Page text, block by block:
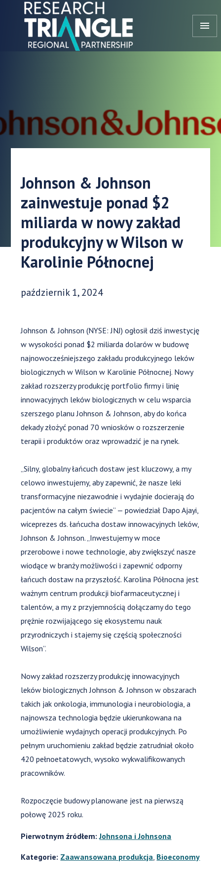
Przejdź do treści
menu
Johnson & Johnson
zainwestuje ponad $2
miliarda w nowy zakład
produkcyjny w Wilson w
Karolinie Północnej
Data opublikowania:
październik 1, 2024
Johnson & Johnson (NYSE: JNJ) ogłosił dziś inwestycję
w wysokości ponad $2 miliarda dolarów w budowę
najnowocześniejszego zakładu produkcyjnego leków
biologicznych w Wilson w Karolinie Północnej. Nowy
zakład rozszerzy produkcję portfolio firmy i linię
innowacyjnych leków biologicznych w celu wsparcia
szerszego planu Johnson & Johnson, aby do końca
dekady złożyć ponad 70 wniosków o rozszerzenie
terapii i produktów oraz wprowadzić je na rynek.
„Silny, globalny łańcuch dostaw jest kluczowy, a my
celowo inwestujemy, aby zapewnić, że nasze leki
transformacyjne niezawodnie i wydajnie docierają do
pacjentów na całym świecie” — powiedział Dapo Ajayi,
wiceprezes ds. łańcucha dostaw innowacyjnych leków,
Johnson & Johnson. „Inwestujemy w moce
przerobowe i nowe technologie, aby zwiększyć nasze
wiodące w branży możliwości i zapewnić odporny
łańcuch dostaw na przyszłość. Karolina Północna jest
ważnym centrum produkcji biofarmaceutycznej i
talentów, a my z przyjemnością dołączamy do tego
prężnie rozwijającego się ekosystemu nauk
przyrodniczych i stajemy się częścią społeczności
Wilson”.
Nowy zakład rozszerzy produkcję innowacyjnych
leków biologicznych Johnson & Johnson w obszarach
takich jak onkologia, immunologia i neurobiologia, a
najnowsza technologia będzie ukierunkowana na
umożliwienie wydajnych operacji produkcyjnych. Po
pełnym uruchomieniu zakład będzie zatrudniał około
420 pełnoetatowych, wysoko wykwalifikowanych
pracowników.
Rozpoczęcie budowy planowane jest na pierwszą
połowę 2025 roku.
Pierwotnym źródłem:Johnsona i Johnsona
Kategorie: Zaawansowana produkcja Bioeconomy